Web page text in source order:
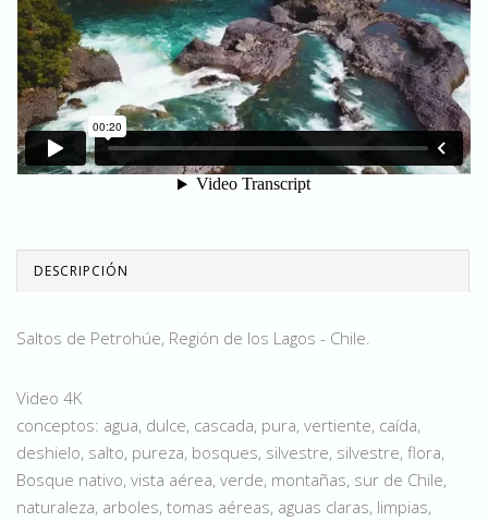
DESCRIPCIÓN
Saltos de Petrohúe, Región de los Lagos - Chile.
Video 4K
conceptos: agua, dulce, cascada, pura, vertiente, caída,
deshielo, salto, pureza, bosques, silvestre, silvestre, flora,
Bosque nativo, vista aérea, verde, montañas, sur de Chile,
naturaleza, arboles, tomas aéreas, aguas claras, limpias,